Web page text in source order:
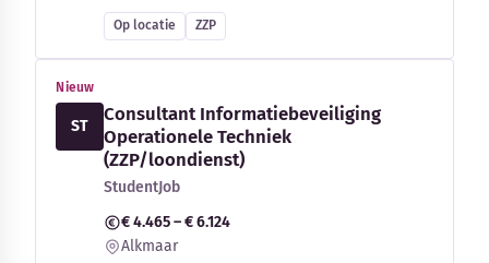
Op locatie ZZP
Nieuw
ST
Consultant Informatiebeveiliging
Operationele Techniek
(ZZP/loondienst)
StudentJob
€ 4.465 – € 6.124
Alkmaar